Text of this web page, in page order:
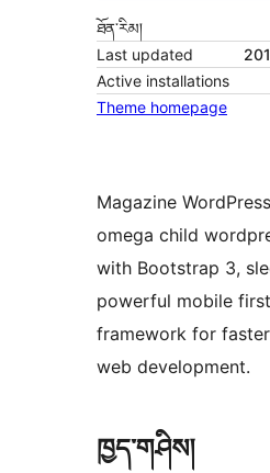
ཐོན་རིམ།
Last updated
Active installations
Theme homepage
Magazine
omega child
with Bootstrap 3,
powerful mobile
framework for
web development.
ཁྱད་གཤིས།